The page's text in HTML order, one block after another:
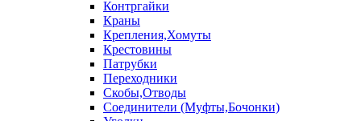
Контргайки
Краны
Крепления,Хомуты
Крестовины
Патрубки
Переходники
Скобы,Отводы
Соединители (Муфты,Бочонки)